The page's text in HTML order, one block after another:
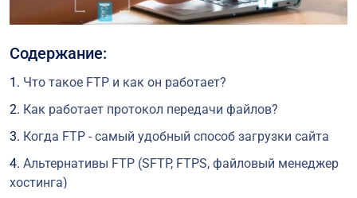
Содержание:
Что такое FTP и как он работает?
Как работает протокол передачи файлов?
Когда FTP - самый удобный способ загрузки сайта
Альтернативы FTP (SFTP, FTPS, файловый менеджер
хостинга)